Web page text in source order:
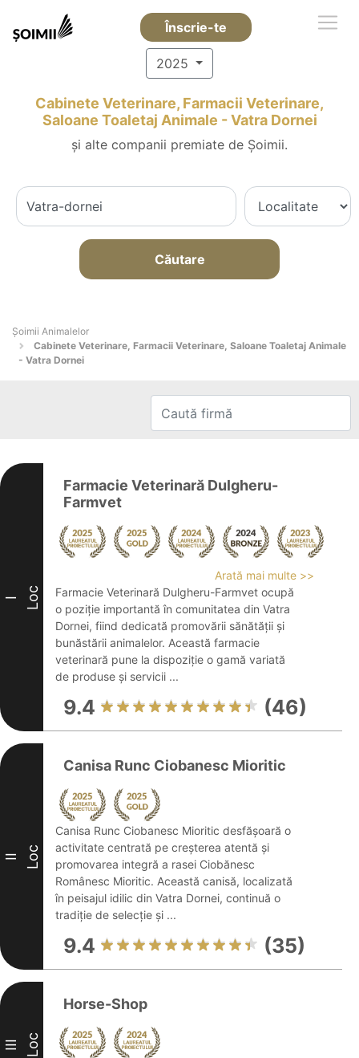
Înscrie-te
2025
Cabinete Veterinare, Farmacii Veterinare,
Saloane Toaletaj Animale - Vatra Dornei
și alte companii premiate de Șoimii.
Căutare
Şoimii Animalelor
Cabinete Veterinare, Farmacii Veterinare, Saloane Toaletaj Animale
- Vatra Dornei
I Loc
Farmacie Veterinară Dulgheru-
Farmvet
Arată mai multe >>
Farmacie Veterinară Dulgheru-Farmvet ocupă
o poziție importantă în comunitatea din Vatra
Dornei, fiind dedicată promovării sănătății și
bunăstării animalelor. Această farmacie
veterinară pune la dispoziție o gamă variată
de produse și servicii ...
9.4 (46)
II Loc
Canisa Runc Ciobanesc Mioritic
Canisa Runc Ciobanesc Mioritic desfășoară o
activitate centrată pe creșterea atentă și
promovarea integră a rasei Ciobănesc
Românesc Mioritic. Această canisă, localizată
în peisajul idilic din Vatra Dornei, continuă o
tradiție de selecție și ...
9.4 (35)
III Loc
Horse-Shop